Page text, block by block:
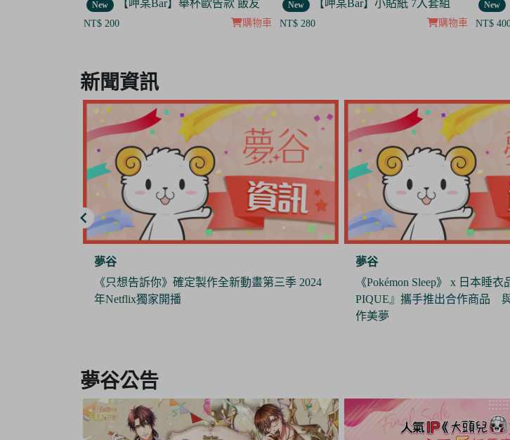
New 【呷某Bar】小貼紙 7入套組
NT$ 280 購物車
New 【晴天咖啡館】吊飾套組
NT$ 400 購物車
New
NT$
of
新聞資訊
夢谷
《Pokémon Sleep》 x 日本睡衣品牌『GELATO
PIQUE』攜手推出合作商品 與寶可夢們一起
夢谷
日本製造商J.Dream推出娃用墨
風格
of
夢谷公告